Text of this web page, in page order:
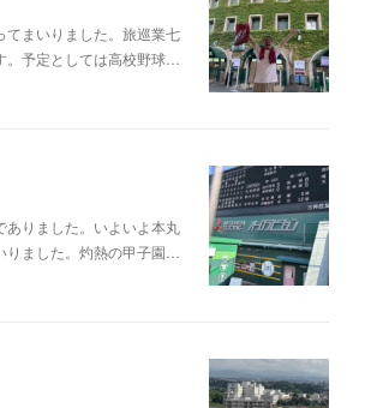
てまいりました。旅巡業七
。予定としては高校野球…
ありました。いよいよ本丸
ました。灼熱の甲子園…